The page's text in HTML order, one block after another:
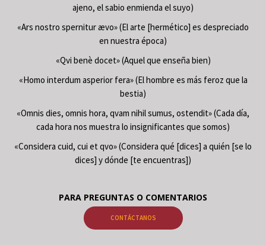
ajeno, el sabio enmienda el suyo)
«Ars nostro spernitur ævo» (El arte [hermético] es despreciado
en nuestra época)
«Qvi benè docet» (Aquel que enseña bien)
«Homo interdum asperior fera» (El hombre es más feroz que la
bestia)
«Omnis dies, omnis hora, qvam nihil sumus, ostendit» (Cada día,
cada hora nos muestra lo insignificantes que somos)
«Considera cuid, cui et qvo» (Considera qué [dices] a quién [se lo
dices] y dónde [te encuentras])
PARA PREGUNTAS O COMENTARIOS
CONTÁCTANOS